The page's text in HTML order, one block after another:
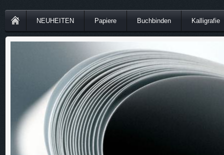
NEUHEITEN Papiere Buchbinden Kalligrafie